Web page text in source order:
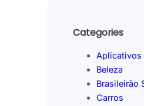
Categories
Aplicativos
Beleza
Brasileirão
Carros